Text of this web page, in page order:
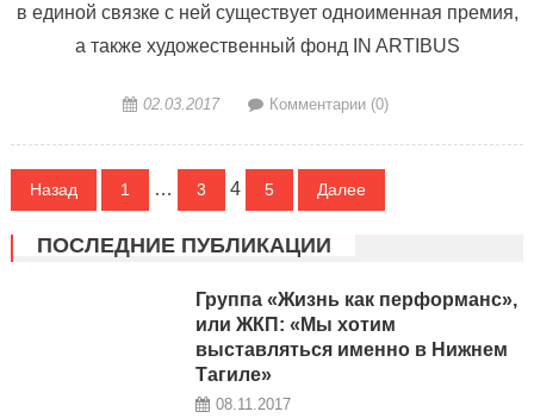
в единой связке с ней существует одноименная премия,
а также художественный фонд IN ARTIBUS
02.03.2017 Комментарии (0)
Навигация по записям
Назад 1 … 3 4 5 Далее
ПОСЛЕДНИЕ ПУБЛИКАЦИИ
Группа «Жизнь как перформанс»,
или ЖКП: «Мы хотим
выставляться именно в Нижнем
Тагиле»
08.11.2017